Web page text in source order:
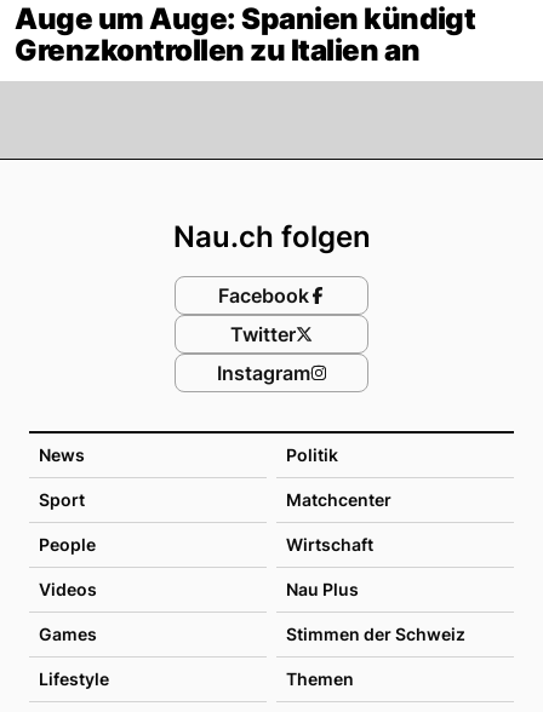
Auge um Auge: Spanien kündigt
Grenzkontrollen zu Italien an
News Politik
Sport Matchcenter
People Wirtschaft
Videos Nau Plus
Games Stimmen der Schweiz
Lifestyle Themen
Nau.ch folgen
Facebook
Twitter
Instagram